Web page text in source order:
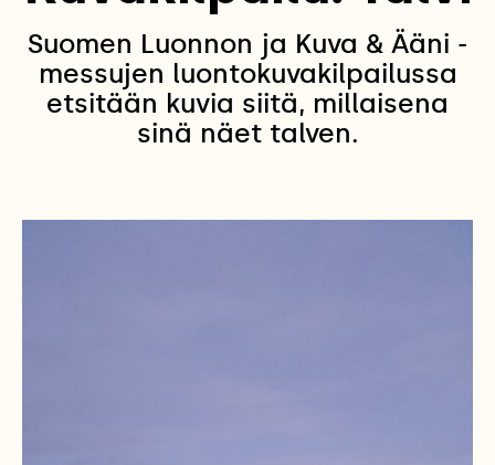
Suomen Luonnon ja Kuva & Ääni -
messujen luontokuvakilpailussa
etsitään kuvia siitä, millaisena
sinä näet talven.